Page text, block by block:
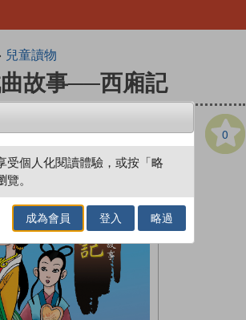
兒童讀物
故事──西廂記
0
受個人化閱讀體驗，或按「略
。
成為會員 登入 略過